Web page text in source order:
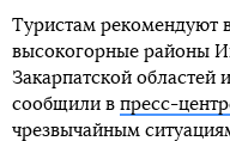
Туристам рекомендуют
высокогорные районы
Закарпатской областей
сообщили в пресс-
чрезвычайным